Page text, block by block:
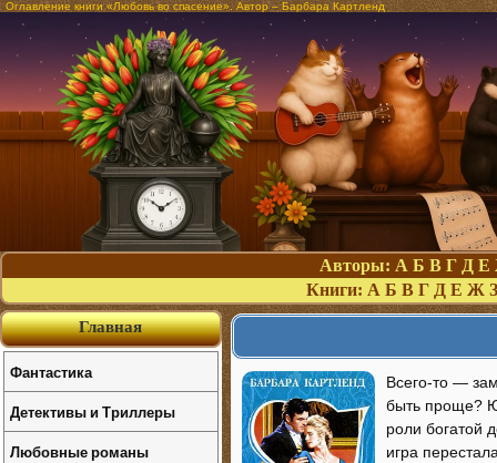
Оглавление книги «Любовь во спасение». Автор – Барбара Картленд
Авторы: А Б В Г Д Е
Книги: А Б В Г Д Е Ж З
Всего-то —
быть проще?
роли богатой
игра
Главная
Фантастика
Детективы и Триллеры
Любовные романы